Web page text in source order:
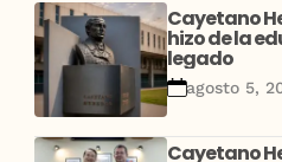
Cayetano
hizo de la
legado
agosto 5,
Cayetano